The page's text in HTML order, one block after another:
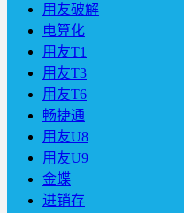
用友破解
电算化
用友T1
用友T3
用友T6
畅捷通
用友U8
用友U9
金蝶
进销存